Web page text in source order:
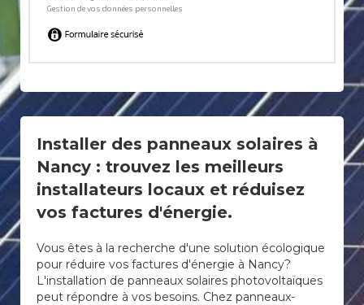
Installer des panneaux solaires à
Nancy : trouvez les meilleurs
installateurs locaux et réduisez
vos factures d'énergie.
Vous êtes à la recherche d'une solution écologique
pour réduire vos factures d'énergie à Nancy?
L'installation de panneaux solaires photovoltaïques
peut répondre à vos besoins. Chez panneaux-